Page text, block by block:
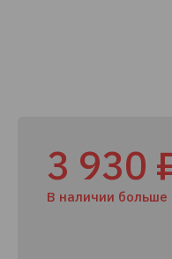
3 930
В наличии больше